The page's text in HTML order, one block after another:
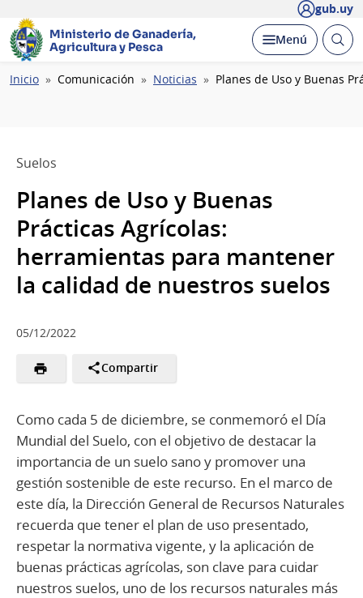
gub.uy
Ministerio de Ganadería,
Agricultura y Pesca
Desplegar
Menú Abrir
Ruta
Inicio Comunicación Noticias Planes de Uso y Buenas
Suelos
Planes de Uso y Buenas
Prácticas Agrícolas:
herramientas para mantener
la calidad de nuestros suelos
05/12/2022
Compartir
Como cada 5 de diciembre, se conmemoró el Día
Mundial del Suelo, con el objetivo de destacar la
importancia de un suelo sano y promover una
gestión sostenible de este recurso. En el marco de
este día, la Dirección General de Recursos Naturales
recuerda que tener el plan de uso presentado,
respetar la normativa vigente, y la aplicación de
buenas prácticas agrícolas, son clave para cuidar
nuestros suelos, uno de los recursos naturales más